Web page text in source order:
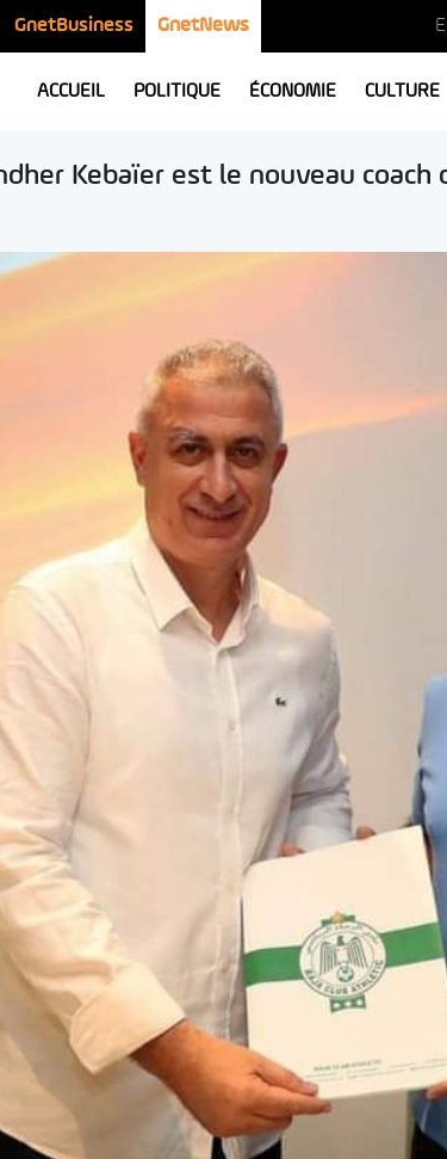
GnetBusiness GnetNews
ACCUEIL POLITIQUE ÉCONOMIE CULTURE
Kebaïer est le nouveau coach